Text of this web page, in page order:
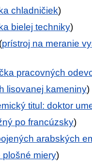
chladničiek)
bielej techniky)
prístroj na meranie
pracovných
lisovanej kameniny)
titul: doktor
po francúzsky)
arabských
plošné miery)